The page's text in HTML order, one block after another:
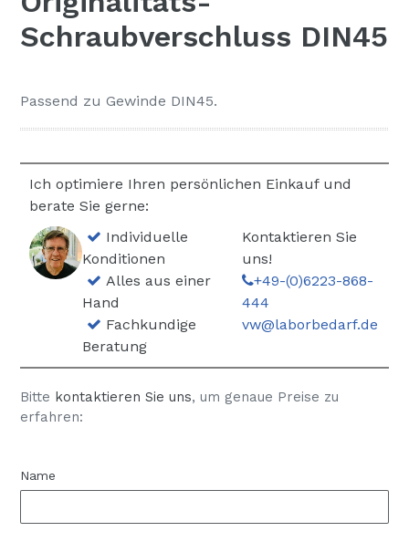
Schraubverschluss DIN45
Passend zu Gewinde DIN45.
Ich optimiere Ihren persönlichen Einkauf und
berate Sie gerne:
Individuelle
Konditionen
Alles aus einer
Hand
Fachkundige
Beratung
Kontaktieren Sie
uns!
+49-(0)6223-868-
444
vw@laborbedarf.de
Bitte kontaktieren Sie uns, um genaue Preise zu
erfahren:
Name